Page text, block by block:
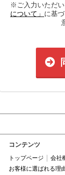
※ご入力いただい
について」 に基
コンテンツ
トップページ 会社
お客様に選ばれる理